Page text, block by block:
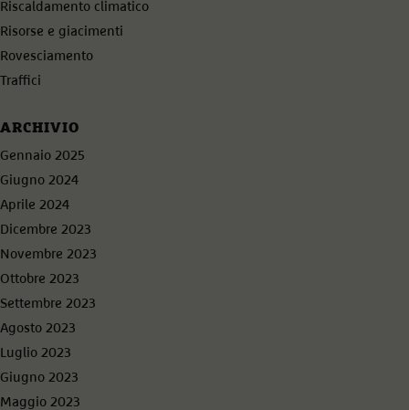
Riscaldamento climatico
Risorse e giacimenti
Rovesciamento
Traffici
ARCHIVIO
Gennaio 2025
Giugno 2024
Aprile 2024
Dicembre 2023
Novembre 2023
Ottobre 2023
Settembre 2023
Agosto 2023
Luglio 2023
Giugno 2023
Maggio 2023